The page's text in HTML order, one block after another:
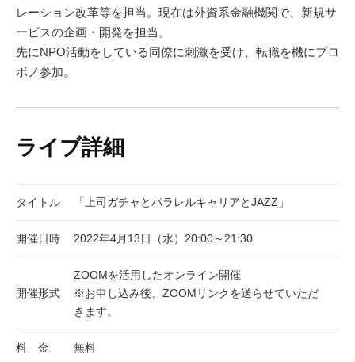
レーション改革等を担当。現在は外資系金融機関で、新規サ
ービスの企画・開発を担当。
先にNPO活動をしている同僚に刺激を受け、転職を機にプロ
ボノ参加。
ライブ詳細
タイトル 「上司ガチャとパラレルキャリアとJAZZ」
開催日時 2022年4月13日（水）20:00～21:30
開催形式
ZOOMを活用したオンライン開催
※お申し込み後、ZOOMリンクを送らせていただ
きます。
料 金 無料